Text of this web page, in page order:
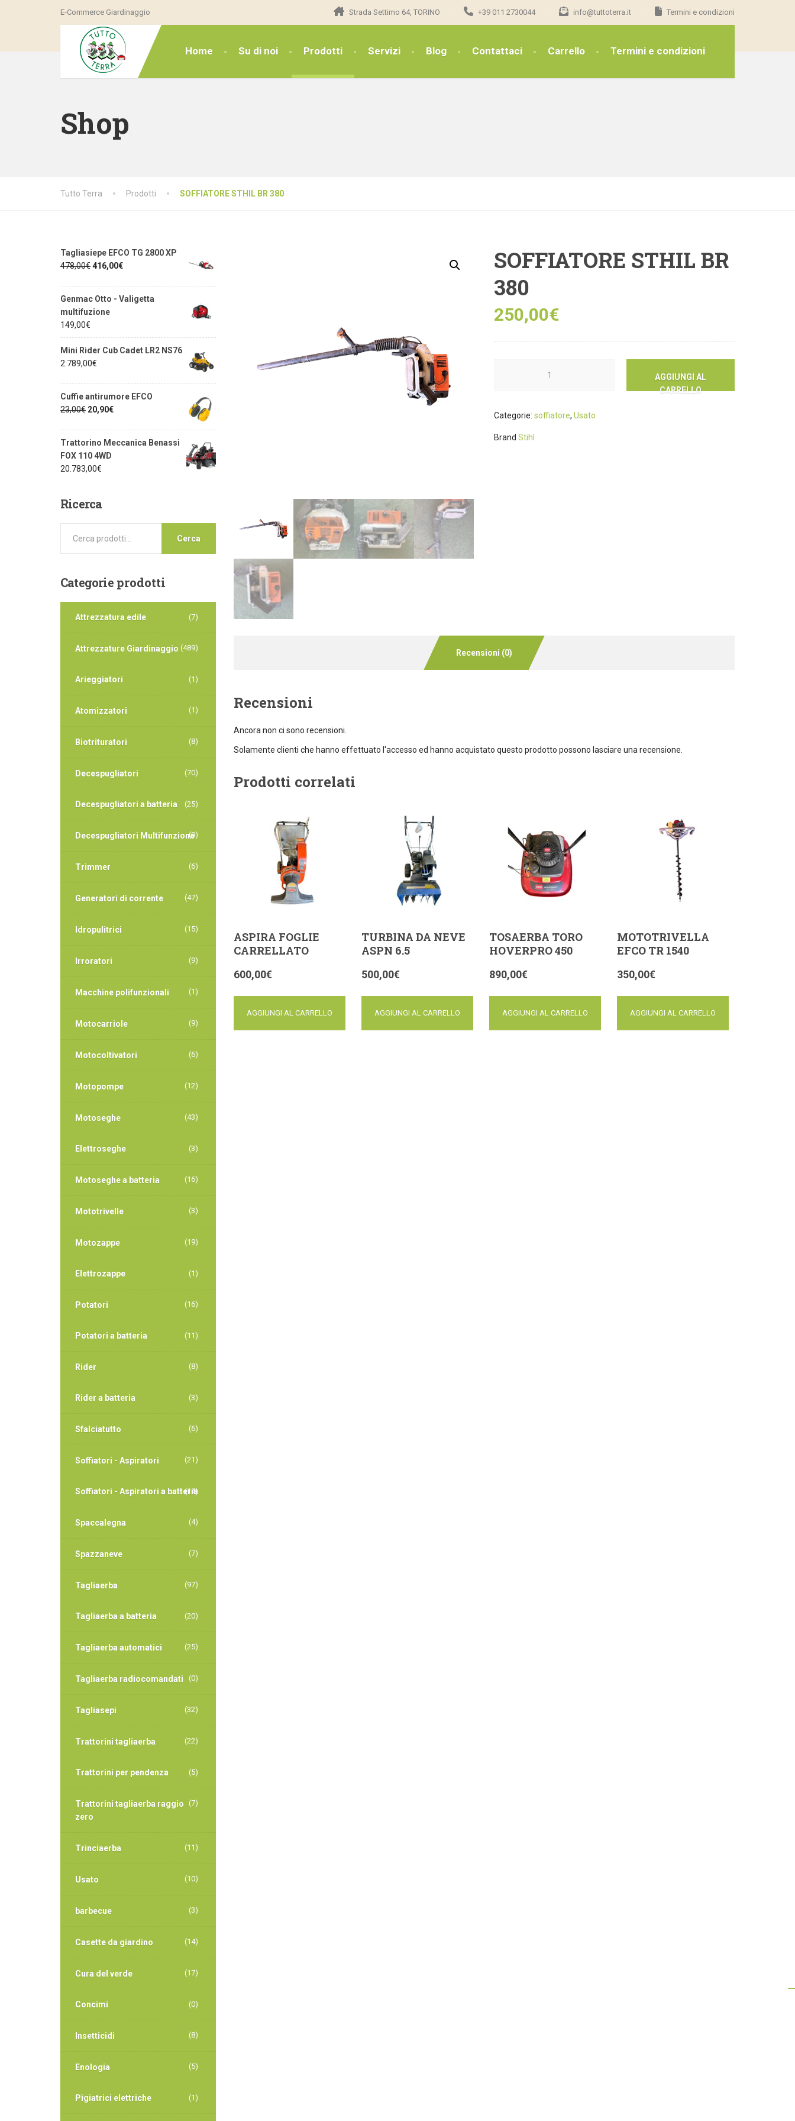
E-Commerce Giardinaggio Strada Settimo 64, TORINO +39 011 2730044 info@tuttoterra.it Termini e condizioni
Home Su di noi Prodotti Servizi Blog Contattaci Carrello Termini e condizioni
Shop
Tutto Terra Prodotti SOFFIATORE STHIL BR 380
SOFFIATORE STHIL BR
380
250,00€
AGGIUNGI AL
CARRELLO
Categorie:soffiatore,Usato
BrandStihl
Recensioni (0)
Recensioni
Ancora non ci sono recensioni.
Solamente clienti che hanno effettuato l'accesso ed hanno acquistato questo prodotto possono lasciare una recensione.
Prodotti correlati
ASPIRA FOGLIE
CARRELLATO
600,00€
AGGIUNGI AL CARRELLO
TURBINA DA NEVE
ASPN 6.5
500,00€
AGGIUNGI AL CARRELLO
TOSAERBA TORO
HOVERPRO 450
890,00€
AGGIUNGI AL CARRELLO
MOTOTRIVELLA
EFCO TR 1540
350,00€
AGGIUNGI AL CARRELLO
Tagliasiepe EFCO TG 2800 XP
478,00€416,00€
Genmac Otto - Valigetta
multifuzione
149,00€
Mini Rider Cub Cadet LR2 NS76
2.789,00€
Cuffie antirumore EFCO
23,00€ 20,90€
Trattorino Meccanica Benassi
FOX 110 4WD
20.783,00€
Ricerca
Cerca
Categorieprodotti
Attrezzatura edile (7)
Attrezzature Giardinaggio (489)
Arieggiatori (1)
Atomizzatori (1)
Biotrituratori (8)
Decespugliatori (70)
Decespugliatori a batteria (25)
Decespugliatori Multifunzione
(9)
Trimmer (6)
Generatori di corrente (47)
Idropulitrici (15)
Irroratori (9)
Macchine polifunzionali (1)
Motocarriole (9)
Motocoltivatori (6)
Motopompe (12)
Motoseghe (43)
Elettroseghe (3)
Motoseghe a batteria (16)
Mototrivelle (3)
Motozappe (19)
Elettrozappe (1)
Potatori (16)
Potatori a batteria (11)
Rider (8)
Rider a batteria (3)
Sfalciatutto (6)
Soffiatori - Aspiratori (21)
Soffiatori - Aspiratori a batteria
(14)
Spaccalegna (4)
Spazzaneve (7)
Tagliaerba (97)
Tagliaerba a batteria (20)
Tagliaerba automatici (25)
Tagliaerba radiocomandati (0)
Tagliasepi (32)
Trattorini tagliaerba (22)
Trattorini per pendenza (5)
Trattorini tagliaerba raggio
zero
(7)
Trinciaerba (11)
Usato (10)
barbecue (3)
Casette da giardino (14)
Cura del verde (17)
Concimi (0)
Insetticidi (8)
Enologia (5)
Pigiatrici elettriche (1)